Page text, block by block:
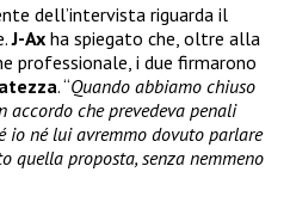
dell’intervista riguarda il
J-Ax ha spiegato che, oltre alla
professionale, i due firmarono
. “Quando abbiamo chiuso
che prevedeva penali
io né lui avremmo dovuto parlare
quella proposta, senza nemmeno